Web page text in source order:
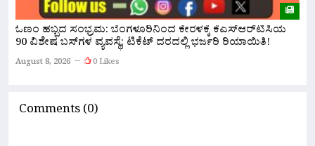
ಓಣಂ ಹಬ್ಬದ ಸಂಭ್ರಮ: ಬೆಂಗಳೂರಿನಿಂದ ಕೇರಳಕ್ಕೆ ಕೆಎಸ್‌ಆರ್‌ಟಿಸಿಯ
90 ವಿಶೇಷ ಬಸ್‌ಗಳ ವ್ಯವಸ್ಥೆ; ಟಿಕೆಟ್ ದರದಲ್ಲಿ ಭರ್ಜರಿ ರಿಯಾಯಿತಿ!
August 8, 2026 0 Likes
Comments (0)